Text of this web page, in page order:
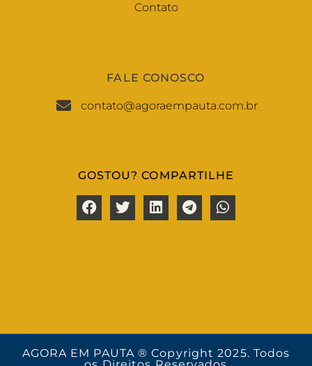
Contato
FALE CONOSCO
contato@agoraempauta.com.br
GOSTOU? COMPARTILHE
AGORA EM PAUTA ® Copyright 2025. Todos